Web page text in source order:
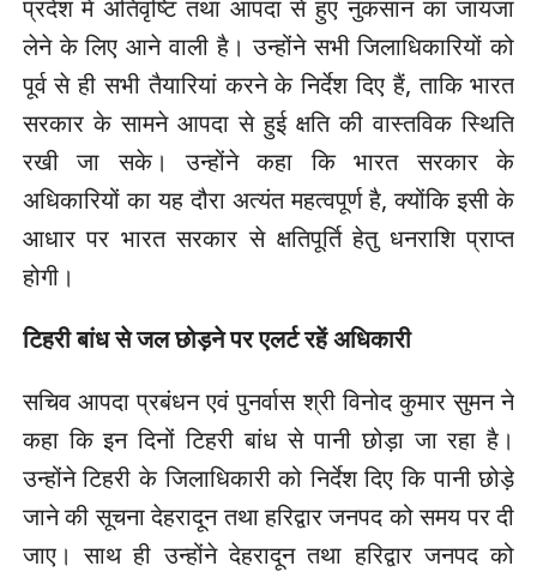
प्रदेश में अतिवृष्टि तथा आपदा से हुए नुकसान का जायजा
लेने के लिए आने वाली है। उन्होंने सभी जिलाधिकारियों को
पूर्व से ही सभी तैयारियां करने के निर्देश दिए हैं, ताकि भारत
सरकार के सामने आपदा से हुई क्षति की वास्तविक स्थिति
रखी जा सके। उन्होंने कहा कि भारत सरकार के
अधिकारियों का यह दौरा अत्यंत महत्वपूर्ण है, क्योंकि इसी के
आधार पर भारत सरकार से क्षतिपूर्ति हेतु धनराशि प्राप्त
होगी।
टिहरी बांध से जल छोड़ने पर एलर्ट रहें अधिकारी
सचिव आपदा प्रबंधन एवं पुनर्वास श्री विनोद कुमार सुमन ने
कहा कि इन दिनों टिहरी बांध से पानी छोड़ा जा रहा है।
उन्होंने टिहरी के जिलाधिकारी को निर्देश दिए कि पानी छोड़े
जाने की सूचना देहरादून तथा हरिद्वार जनपद को समय पर दी
जाए। साथ ही उन्होंने देहरादून तथा हरिद्वार जनपद को